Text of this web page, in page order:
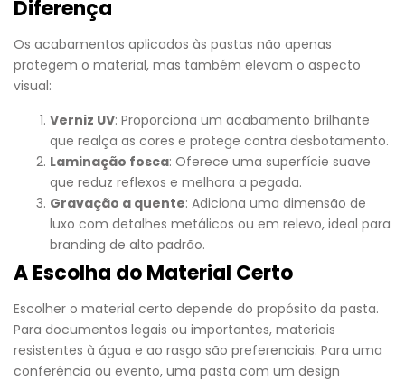
Diferença
Os acabamentos aplicados às pastas não apenas
protegem o material, mas também elevam o aspecto
visual:
Verniz UV: Proporciona um acabamento brilhante
que realça as cores e protege contra desbotamento.
Laminação fosca: Oferece uma superfície suave
que reduz reflexos e melhora a pegada.
Gravação a quente: Adiciona uma dimensão de
luxo com detalhes metálicos ou em relevo, ideal para
branding de alto padrão.
A Escolha do Material Certo
Escolher o material certo depende do propósito da pasta.
Para documentos legais ou importantes, materiais
resistentes à água e ao rasgo são preferenciais. Para uma
conferência ou evento, uma pasta com um design